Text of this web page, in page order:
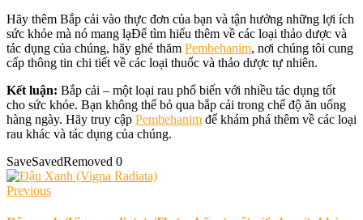
Hãy thêm Bắp cải vào thực đơn của bạn và tận hưởng những lợi ích
sức khỏe mà nó mang lạĐể tìm hiểu thêm về các loại thảo dược và
tác dụng của chúng, hãy ghé thăm Pembehanim, nơi chúng tôi cung
cấp thông tin chi tiết về các loại thuốc và thảo dược tự nhiên.
Kết luận: Bắp cải – một loại rau phổ biến với nhiều tác dụng tốt
cho sức khỏe. Bạn không thể bỏ qua bắp cải trong chế độ ăn uống
hàng ngày. Hãy truy cập Pembehanim để khám phá thêm về các loại
rau khác và tác dụng của chúng.
SaveSavedRemoved 0
Previous